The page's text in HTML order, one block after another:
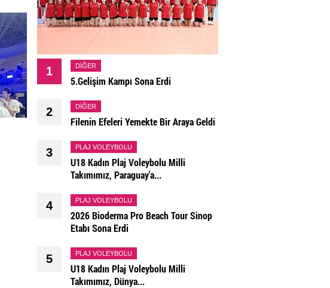
1 DIĞER
5.Gelişim Kampı Sona Erdi
2 DIĞER
Filenin Efeleri Yemekte Bir Araya Geldi
3 PLAJ VOLEYBOLU
U18 Kadın Plaj Voleybolu Milli
Takımımız, Paraguay'a...
4 PLAJ VOLEYBOLU
2026 Bioderma Pro Beach Tour Sinop
Etabı Sona Erdi
5 PLAJ VOLEYBOLU
U18 Kadın Plaj Voleybolu Milli
Takımımız, Dünya...